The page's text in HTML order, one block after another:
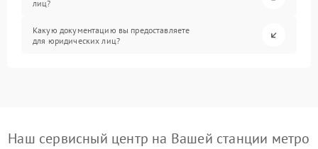
лиц?
Какую документацию вы предоставляете
для юридических лиц?
Наш сервисный центр на Вашей станции метро